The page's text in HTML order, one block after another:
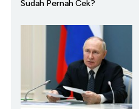
Sudah Pernah Cek?